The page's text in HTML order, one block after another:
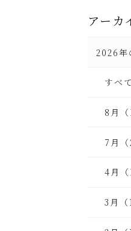
アーカ
2026年
すべ
8月（
7月（
4月（
3月（